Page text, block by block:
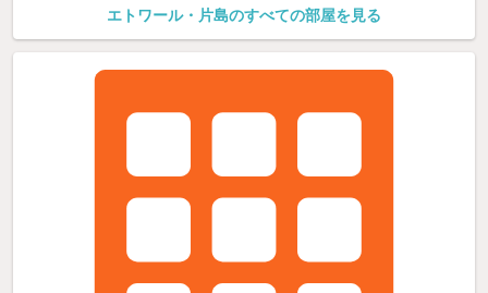
エトワール・片島のすべての部屋を見る